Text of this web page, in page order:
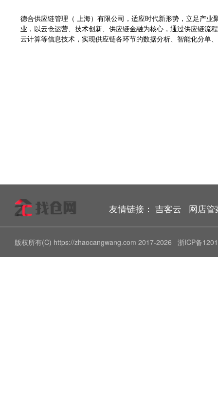
德合供应链管理（ 上海）有限公司，适应时代新形势，立足产业
业，以云仓运营、技术创新、供应链金融为核心，通过供应链流
云计算等信息技术，实现供应链各环节的数据分析、智能化分单
友情链接： 吉客云 网店管
版权所有(C) https://zhaocangwang.com 2017-2026 浙ICP备